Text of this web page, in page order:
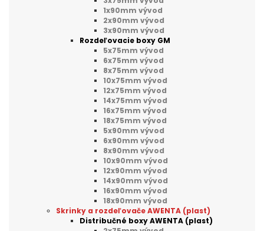
1x90mm vývod
2x90mm vývod
3x90mm vývod
Rozdeľovacie boxy GM
5x75mm vývod
6x75mm vývod
8x75mm vývod
10x75mm vývod
12x75mm vývod
14x75mm vývod
16x75mm vývod
18x75mm vývod
5x90mm vývod
6x90mm vývod
8x90mm vývod
10x90mm vývod
12x90mm vývod
14x90mm vývod
16x90mm vývod
18x90mm vývod
Skrinky a rozdeľovače AWENTA (plast)
Distribučné boxy AWENTA (plast)